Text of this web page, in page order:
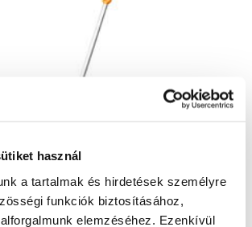
használ
a tartalmak és hirdetések személyre
funkciók biztosításához,
elemzéséhez. Ezenkívül